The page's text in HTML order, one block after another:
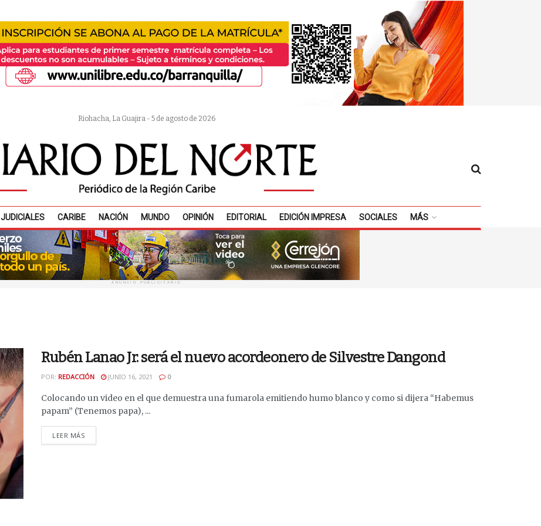
Riohacha, La Guajira - 5 de agosto de 2026
JUDICIALES CARIBE NACIÓN MUNDO OPINIÓN EDITORIAL EDICIÓN IMPRESA SOCIALES MÁS
ANUNCIO PUBLICITARIO
Rubén Lanao Jr. será el nuevo acordeonero de Silvestre Dangond
POR: REDACCIÓN JUNIO 16, 2021 0
Colocando un video en el que demuestra una fumarola emitiendo humo blanco y como si dijera “Habemus
papam” (Tenemos papa), ...
LEER MÁS